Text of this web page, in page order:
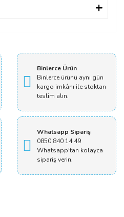
siz yapın!
Binlerce Ürün
Binlerce ürünü aynı gün
kargo imkânı ile stoktan
teslim alın.
Whatsapp Sipariş
0850 840 14 49
Whatsapp'tan kolayca
sipariş verin.